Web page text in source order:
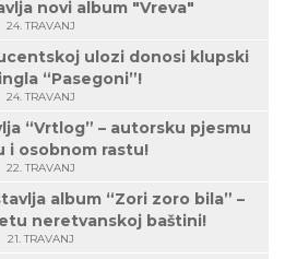
novi album "Vreva"
24. TRAVANJ
ulozi donosi klupski
“Pasegoni”!
24. TRAVANJ
“Vrtlog” – autorsku pjesmu
i osobnom rastu!
22. TRAVANJ
album “Zori zoro bila” –
neretvanskoj baštini!
21. TRAVANJ